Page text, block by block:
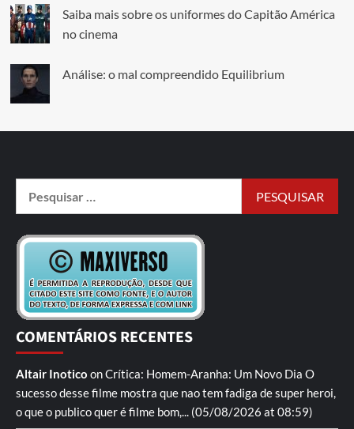
Saiba mais sobre os uniformes do Capitão América
no cinema
Análise: o mal compreendido Equilibrium
COMENTÁRIOS RECENTES
Altair Inotico onCrítica: Homem-Aranha: Um Novo Dia O
sucesso desse filme mostra que nao tem fadiga de super heroi,
o que o publico quer é filme bom,... (05/08/2026 at 08:59)